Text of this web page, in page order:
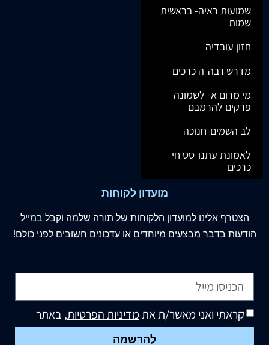
שמועות ראיה- בראשית
שמות
חזון עובדיה
מדרש רבה-ה כרכים
מי מרום א- לשמונה
פרקים להרמבם
לב השמים-חנוכה
לאמונת עתנו-סט חי
כרכים
מועדון לקוחות
הצטרף אלינו למועדון הלקוחות של תורה שלמה וקבל במייל
הודעות בדבר מבצעים מיוחדים או עדכונים חשובים לפני כולם!
קראתי ואני מאשר/ת אתמדיניות הפרטיות, באתר
להרשמה